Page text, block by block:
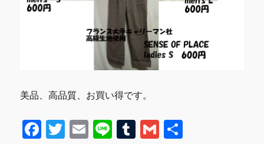
美品、高品質、お買い得です。
F
T
E
Li T
G